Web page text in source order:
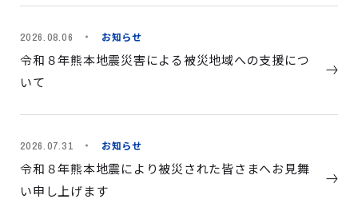
2026.08.06 お知らせ
令和８年熊本地震災害による被災地域への支援につ
いて
2026.07.31 お知らせ
令和８年熊本地震により被災された皆さまへお見舞
い申し上げます